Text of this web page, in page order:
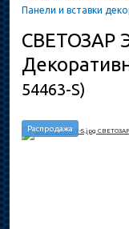
Панели и вставки
СВЕТОЗАР
54463-S)
Распродажа